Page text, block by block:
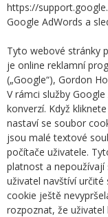
https://
Google AdWords a
Tyto webové stránky
je online reklamní
(„Google“), Gordon
V rámci služby
konverzí. Když
nastaví se soubor
jsou malé textové
počítače uživatele.
platnost a nepoužívají
uživatel navštíví
cookie ještě
rozpoznat, že uživatel